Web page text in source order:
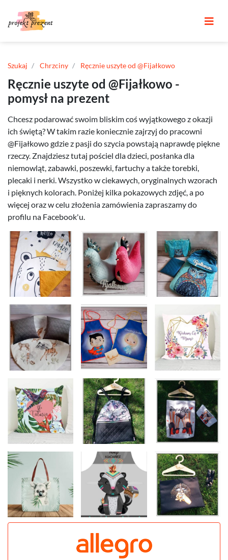
Szukaj Chrzciny Ręcznie uszyte od @Fijałkowo
Ręcznie uszyte od @Fijałkowo -
pomysł na prezent
Chcesz podarować swoim bliskim coś wyjątkowego z okazji
ich świętą? W takim razie koniecznie zajrzyj do pracowni
@Fijałkowo gdzie z pasji do szycia powstają naprawdę piękne
rzeczy. Znajdziesz tutaj pościel dla dzieci, posłanka dla
niemowląt, zabawki, poszewki, fartuchy a także torebki,
plecaki i nerki. Wszystko w ciekawych, oryginalnych wzorach
i pięknych kolorach. Poniżej kilka pokazowych zdjęć, a po
więcej oraz w celu złożenia zamówienia zapraszamy do
profilu na Facebook'u.